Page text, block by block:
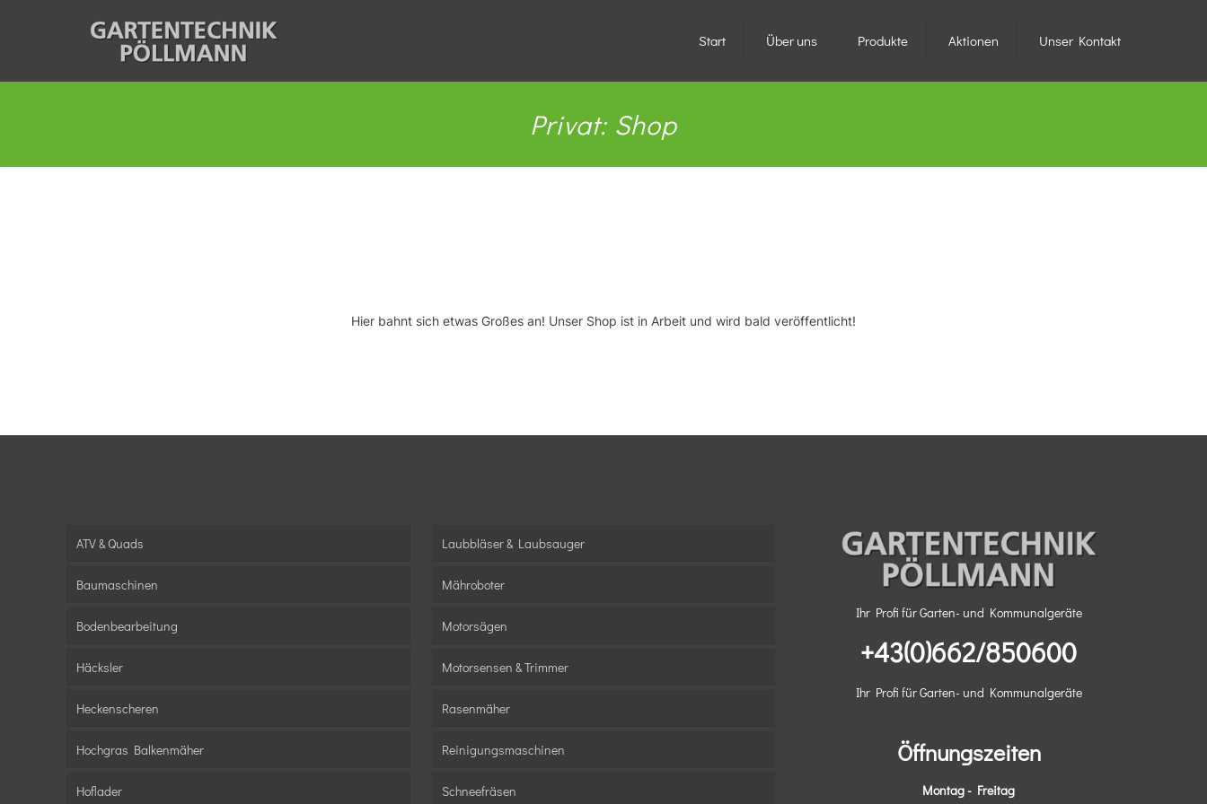
Start Über uns Produkte Aktionen Unser Kontakt
Privat: Shop
Hier bahnt sich etwas Großes an! Unser Shop ist in Arbeit und wird bald veröffentlicht!
ATV & Quads
Baumaschinen
Bodenbearbeitung
Häcksler
Heckenscheren
Hochgras Balkenmäher
Hoflader
Laubbläser & Laubsauger
Mähroboter
Motorsägen
Motorsensen & Trimmer
Rasenmäher
Reinigungsmaschinen
Schneefräsen
Ihr Profi für Garten- und Kommunalgeräte
+43(0)662/850600
Ihr Profi für Garten- und Kommunalgeräte
Öffnungszeiten
Montag - Freitag